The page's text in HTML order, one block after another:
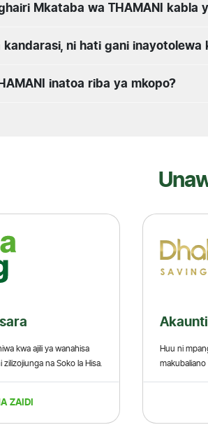
Mkataba wa THAMANI kabla
kandarasi, ni hati gani inayotolewa
inatoa riba ya mkopo?
ya Dhahabu
wa kuweka akiba wenye
maalumu kati ya benki na mteja.
SOMA ZAIDI